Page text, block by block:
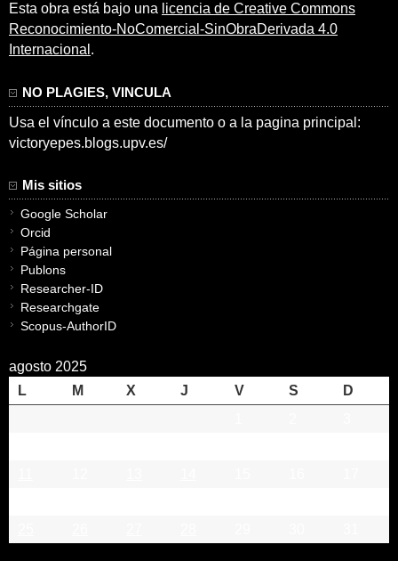
Esta obra está bajo una licencia de Creative Commons
Reconocimiento-NoComercial-SinObraDerivada 4.0
Internacional .
NO PLAGIES, VINCULA
Usa el vínculo a este documento o a la pagina principal:
victoryepes.blogs.upv.es/
Mis sitios
Google Scholar
Orcid
Página personal
Publons
Researcher-ID
Researchgate
Scopus-AuthorID
agosto 2025
L
M X J V S
D